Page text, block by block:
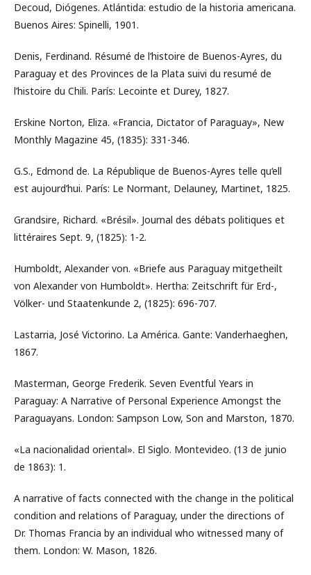
Decoud, Diógenes. Atlántida: estudio de la historia americana.
Buenos Aires: Spinelli, 1901.
Denis, Ferdinand. Résumé de l’histoire de Buenos-Ayres, du
Paraguay et des Provinces de la Plata suivi du resumé de
l’histoire du Chili. París: Lecointe et Durey, 1827.
Erskine Norton, Eliza. «Francia, Dictator of Paraguay», New
Monthly Magazine 45, (1835): 331-346.
G.S., Edmond de. La République de Buenos-Ayres telle qu‘ell
est aujourd’hui. París: Le Normant, Delauney, Martinet, 1825.
Grandsire, Richard. «Brésil». Journal des débats politiques et
littéraires Sept. 9, (1825): 1-2.
Humboldt, Alexander von. «Briefe aus Paraguay mitgetheilt
von Alexander von Humboldt». Hertha: Zeitschrift für Erd-,
Völker- und Staatenkunde 2, (1825): 696-707.
Lastarria, José Victorino. La América. Gante: Vanderhaeghen,
1867.
Masterman, George Frederik. Seven Eventful Years in
Paraguay: A Narrative of Personal Experience Amongst the
Paraguayans. London: Sampson Low, Son and Marston, 1870.
«La nacionalidad oriental». El Siglo. Montevideo. (13 de junio
de 1863): 1.
A narrative of facts connected with the change in the political
condition and relations of Paraguay, under the directions of
Dr. Thomas Francia by an individual who witnessed many of
them. London: W. Mason, 1826.